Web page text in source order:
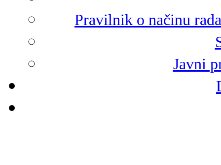
Pravilnik o načinu
Javni